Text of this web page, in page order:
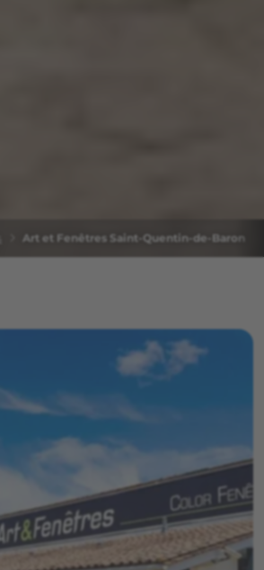
Art et Fenêtres Saint-Quentin-de-Baron